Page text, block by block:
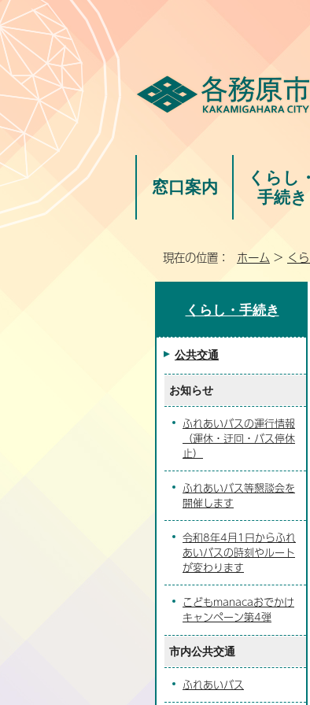
窓口案内
くらし・
手続き
現在の位置： ホーム > く
くらし・手続き
公共交通
お知らせ
ふれあいバスの運行情報
（運休・迂回・バス停休
止）
ふれあいバス等懇談会を
開催します
令和8年4月1日からふれ
あいバスの時刻やルート
が変わります
こどもmanacaおでかけ
キャンペーン第4弾
市内公共交通
ふれあいバス